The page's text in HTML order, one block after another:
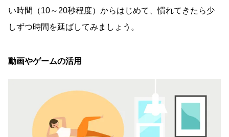
い時間（10～20秒程度）からはじめて、慣れてきたら少
しずつ時間を延ばしてみましょう。
動画やゲームの活用